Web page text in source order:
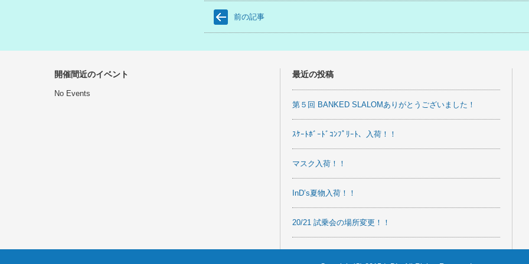
前の記事
開催間近のイベント
No Events
最近の投稿
第５回 BANKED SLALOMありがとうございました！
ｽｹｰﾄﾎﾞｰﾄﾞｺﾝﾌﾟﾘｰﾄ、入荷！！
マスク入荷！！
InD’s夏物入荷！！
20/21 試乗会の場所変更！！